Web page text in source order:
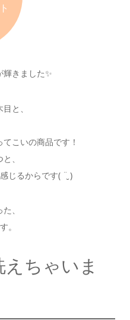
きました✨
と、
こいの商品です！
、
じるからです( ¨̮ )
、
。
ちゃいま